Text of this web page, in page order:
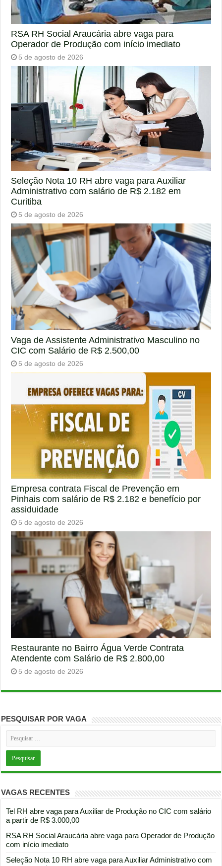
RSA RH Social Araucária abre vaga para
Operador de Produção com início imediato
5 de agosto de 2026
Seleção Nota 10 RH abre vaga para Auxiliar
Administrativo com salário de R$ 2.182 em
Curitiba
5 de agosto de 2026
Vaga de Assistente Administrativo Masculino no
CIC com Salário de R$ 2.500,00
5 de agosto de 2026
Empresa contrata Fiscal de Prevenção em
Pinhais com salário de R$ 2.182 e benefício por
assiduidade
5 de agosto de 2026
Restaurante no Bairro Água Verde Contrata
Atendente com Salário de R$ 2.800,00
5 de agosto de 2026
PESQUISAR POR VAGA
VAGAS RECENTES
Tel RH abre vaga para Auxiliar de Produção no CIC com salário
a partir de R$ 3.000,00
RSA RH Social Araucária abre vaga para Operador de Produção
com início imediato
Seleção Nota 10 RH abre vaga para Auxiliar Administrativo com